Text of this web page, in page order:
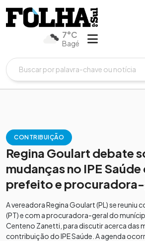
7°C
Bagé
CONTRIBUIÇÃO
Regina Goulart debate
mudanças no IPE
prefeito e
A vereadora Regina Goulart (PL) se reuniu
(PT) e com a procuradora-geral do
Centeno Zanetti, para discutir acerca das
contribuição do IPE Saúde. A agenda